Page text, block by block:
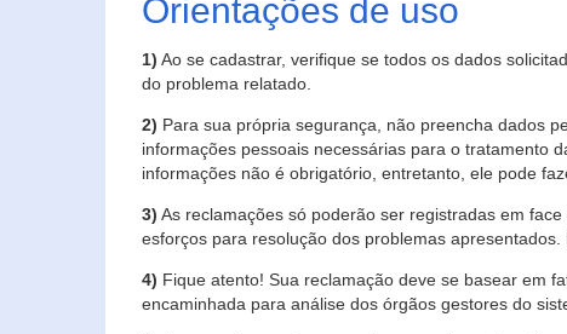
Orientações de uso
1) Ao se cadastrar, verifique se todos os dados
do problema relatado.
2) Para sua própria segurança, não preencha dados
informações pessoais necessárias para o tratamento
informações não é obrigatório, entretanto, ele pode
3) As reclamações só poderão ser registradas em
esforços para resolução dos problemas
4) Fique atento! Sua reclamação deve se basear em
encaminhada para análise dos órgãos gestores do